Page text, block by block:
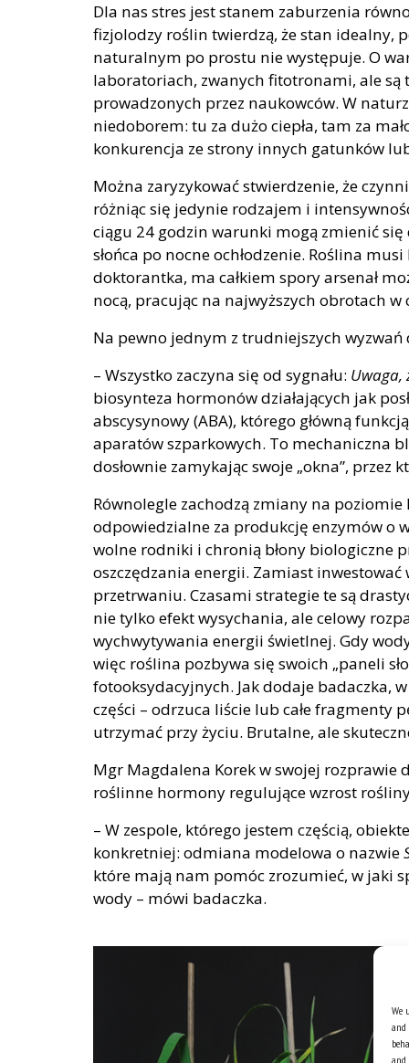
We
and
and
Dla nas stres jest stanem zaburzenia
fizjolodzy roślin twierdzą, że stan idealny,
naturalnym po prostu nie występuje. O
laboratoriach, zwanych fitotronami, ale
prowadzonych przez naukowców. W
niedoborem: tu za dużo ciepła, tam za
konkurencja ze strony innych gatunków
Można zaryzykować stwierdzenie, że
różniąc się jedynie rodzajem i
ciągu 24 godzin warunki mogą zmienić
słońca po nocne ochłodzenie. Roślina
doktorantka, ma całkiem spory arsenał
nocą, pracując na najwyższych obrotach
Na pewno jednym z trudniejszych wyzwań
– Wszystko zaczyna się od sygnału: Uwaga,
biosynteza hormonów działających jak
abscysynowy (ABA), którego główną
aparatów szparkowych. To mechaniczna
dosłownie zamykając swoje „okna”, przez
Równolegle zachodzą zmiany na
odpowiedzialne za produkcję enzymów o
wolne rodniki i chronią błony biologiczne
oszczędzania energii. Zamiast
przetrwaniu. Czasami strategie te są
nie tylko efekt wysychania, ale celowy
wychwytywania energii świetlnej. Gdy
więc roślina pozbywa się swoich „paneli
fotooksydacyjnych. Jak dodaje badaczka,
części – odrzuca liście lub całe fragmenty
utrzymać przy życiu. Brutalne, ale
Mgr Magdalena Korek w swojej rozprawie
roślinne hormony regulujące wzrost
– W zespole, którego jestem częścią,
konkretniej: odmiana modelowa o nazwie
które mają nam pomóc zrozumieć, w jaki
wody – mówi badaczka.